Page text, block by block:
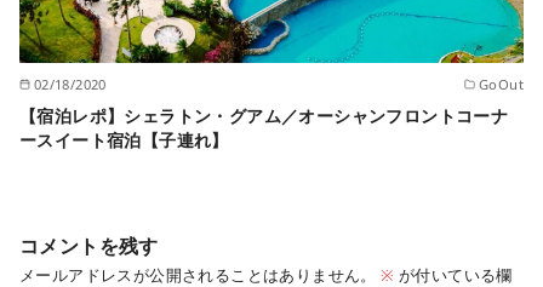
02/18/2020 GoOut
【宿泊レポ】シェラトン・グアム／オーシャンフロントコーナ
ースイート宿泊【子連れ】
コメントを残す
メールアドレスが公開されることはありません。 ※ が付いている欄